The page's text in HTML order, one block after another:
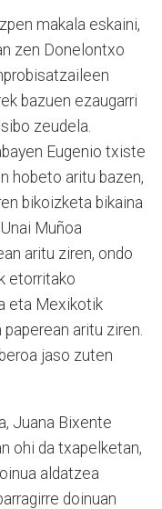
makala eskaini,
zen Donelontxo
bazuen ezaugarri
zeudela.
Eugenio txiste
hobeto aritu bazen,
bikoizketa bikaina
Muñoa
aritu ziren, ondo
etorritako
eta Mexikotik
aritu ziren.
jaso zuten
Juana Bixente
ohi da txapelketan,
aldatzea
doinuan